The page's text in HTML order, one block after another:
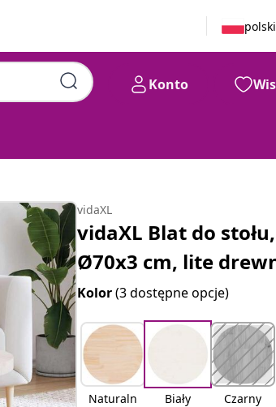
polski
Konto
vidaXL
vidaXL Blat do
Ø70x3 cm, lite
Kolor(3 dostępne opcje)
Naturaln
Biały Czarny